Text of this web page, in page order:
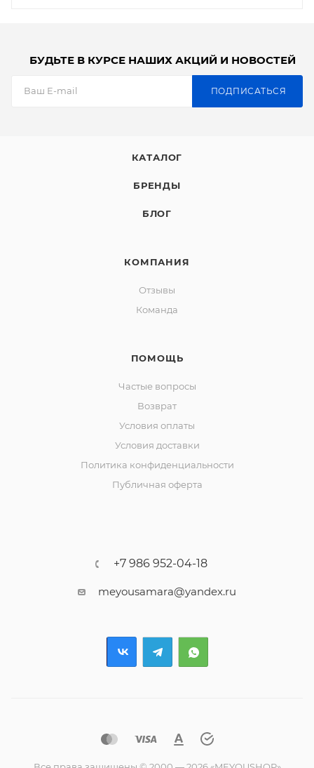
БУДЬТЕ В КУРСЕ НАШИХ АКЦИЙ И НОВОСТЕЙ
ПОДПИСАТЬСЯ
КАТАЛОГ
БРЕНДЫ
БЛОГ
КОМПАНИЯ
Отзывы
Команда
ПОМОЩЬ
Частые вопросы
Возврат
Условия оплаты
Условия доставки
Политика конфиденциальности
Публичная оферта
+7 986 952-04-18
meyousamara@yandex.ru